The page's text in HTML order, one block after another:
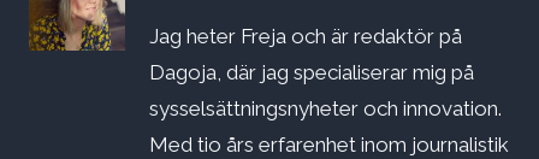
Jag heter Freja och är redaktör på
Dagoja, där jag specialiserar mig på
sysselsättningsnyheter och innovation.
Med tio års erfarenhet inom journalistik